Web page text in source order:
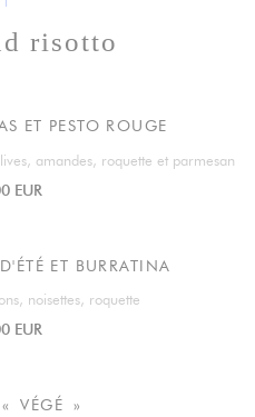
risotto
ET PESTO ROUGE
amandes, roquette et parmesan
EUR
ET BURRATINA
noisettes, roquette
EUR
VÉGÉ »